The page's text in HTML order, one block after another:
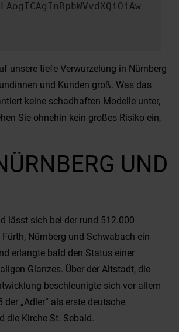
unsere tiefe Verwurzelung in Nürnberg
und Kunden groß. Was das
keine schadhaften Modelle unter,
Sie ohnehin kein großes Risiko ein,
UND
lässt sich bei der rund 512.000
Nürnberg und Schwabach ein
erlangte bald den Status einer
Glanzes. Über der Altstadt, die
beschleunigte sich vor allem
„Adler“ als erste deutsche
die Kirche St. Sebald.